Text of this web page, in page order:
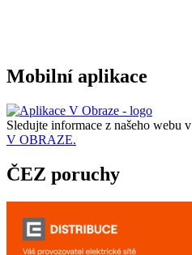
Mobilní aplikace
Sledujte informace z našeho webu v
V OBRAZE.
ČEZ poruchy